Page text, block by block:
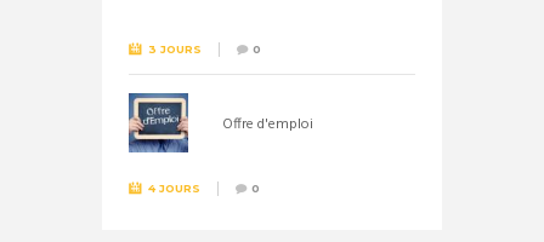
3 JOURS 0
Offre d'emploi
4 JOURS 0